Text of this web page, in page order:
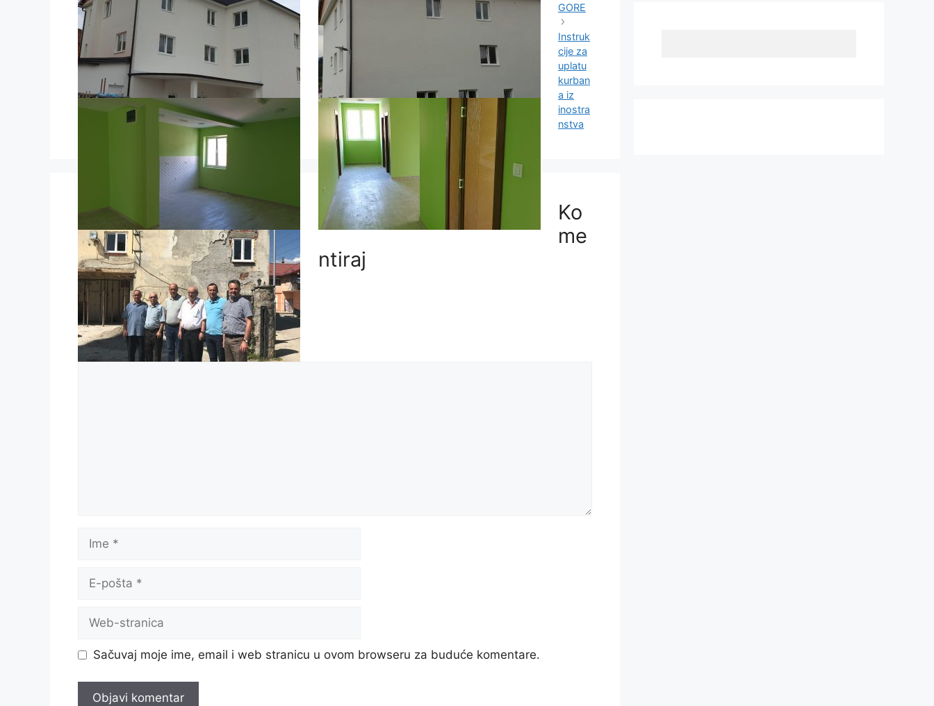
GORE
Instruk
cije za
uplatu
kurban
a iz
inostra
nstva
Ko
me
ntiraj
Ime
pošta
Web-
Sačuvaj moje ime, email i web stranicu u ovom browseru za buduće komentare.